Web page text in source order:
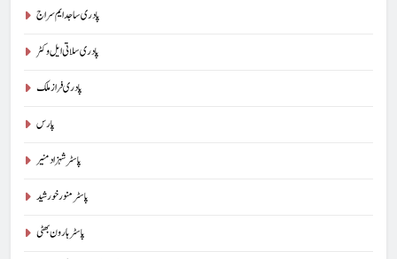
پادری ساجد ایم سراج
پادری سلاتی ایل وکٹر
پادری فراز ملک
پارس
پاسٹر شہزاد منیر
پاسٹر منور خورشید
پاسٹر ہارون بھٹی